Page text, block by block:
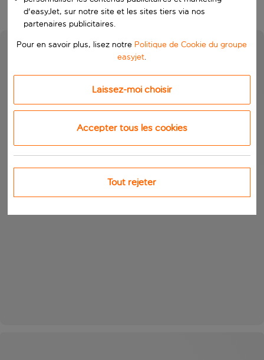
d'easyJet, sur notre site et les sites tiers via nos
partenaires publicitaires.
Pour en savoir plus, lisez notre Politique de Cookie du groupe
easyjet.
Laissez-moi choisir
Accepter tous les cookies
Tout rejeter